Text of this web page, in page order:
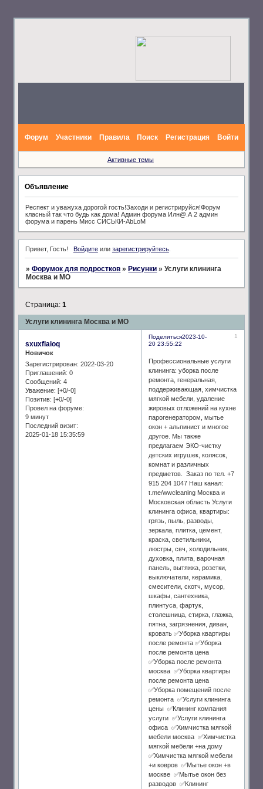
Форум Участники Правила Поиск Регистрация Войти
Активные темы
Объявление
Респект и уважуха дорогой гость!Заходи и регистрируйся!Форум
класный так что будь как дома! Админ форума Илн@.А 2 админ
форума и парень Мисс СИСЬКИ-АbLoM
Привет, Гость! Войдитеили зарегистрируйтесь.
»Форумок для подростков »Рисунки »Услуги клининга
Москва и МО
Услуги клининга Москва и МО
Страница:1
Поделиться 1
2023-10-
20 23:55:22
sxuxflaioq
Новичок
Зарегистрирован: 2022-03-20
Приглашений: 0
Сообщений: 4
Уважение: [+0/-0]
Позитив: [+0/-0]
Провел на форуме:
9 минут
Последний визит:
2025-01-18 15:35:59
Профессиональные услуги
клининга: уборка после
ремонта, генеральная,
поддерживающая, химчистка
мягкой мебели, удаление
жировых отложений на кухне
парогенератором, мытье
окон + альпинист и многое
другое. Мы также
предлагаем ЭКО-чистку
детских игрушек, колясок,
комнат и различных
предметов. Заказ по тел. +7
915 204 1047 Наш канал:
t.me/wwcleaning Москва и
Московская область Услуги
клининга офиса, квартиры:
грязь, пыль, разводы,
зеркала, плитка, цемент,
краска, светильники,
люстры, свч, холодильник,
духовка, плита, варочная
панель, вытяжка, розетки,
выключатели, керамика,
смесители, скотч, мусор,
шкафы, сантехника,
плинтуса, фартук,
столешница, стирка, глажка,
пятна, загрязнения, диван,
кровать ✅Уборка квартиры
после ремонта ✅Уборка
после ремонта цена
✅Уборка после ремонта
москва ✅Уборка квартиры
после ремонта цена
✅Уборка помещений после
ремонта ✅Услуги клининга
цены ✅Клининг компания
услуги ✅Услуги клининга
офиса ✅Химчистка мягкой
мебели москва ✅Химчистка
мягкой мебели +на дому
✅Химчистка мягкой мебели
+и ковров ✅Мытье окон +в
москве ✅Мытье окон без
разводов ✅Клининг